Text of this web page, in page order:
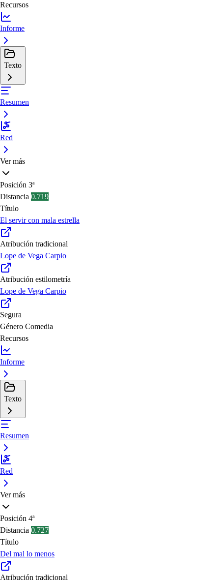
Recursos
Informe
Texto
Resumen
Red
Ver más
Posición 3ª
Distancia 0.719
Título
El servir con mala estrella
Atribución tradicional
Lope de Vega Carpio
Atribución estilometría
Lope de Vega Carpio
Segura
Género Comedia
Recursos
Informe
Texto
Resumen
Red
Ver más
Posición 4ª
Distancia 0.727
Título
Del mal lo menos
Atribución tradicional